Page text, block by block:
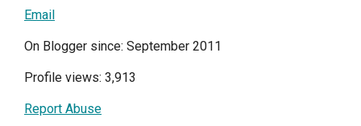
Email
On Blogger since: September 2011
Profile views: 3,913
Report Abuse